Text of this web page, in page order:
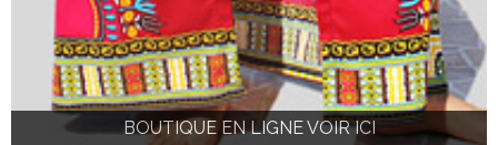
BOUTIQUE EN LIGNE VOIR ICI